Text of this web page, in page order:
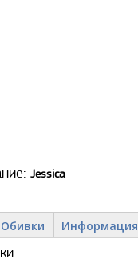
Jessica
обивки
Обивки Информация